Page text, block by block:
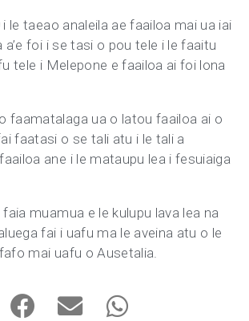
le taeao analeila ae faailoa mai ua iai
foi i se tasi o pou tele i le faaitu
tele i Melepone e faailoa ai foi lona
faamatalaga ua o latou faailoa ai o
faatasi o se tali atu i le tali a
ane i le mataupu lea i fesuiaiga
muamua e le kulupu lava lea na
fai i uafu ma le aveina atu o le
mai uafu o Ausetalia.